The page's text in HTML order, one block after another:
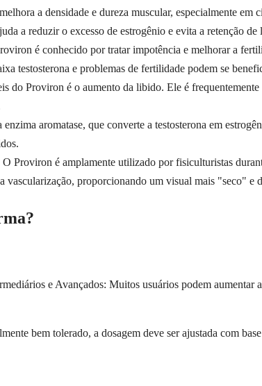
a densidade e dureza muscular, especialmente
a reduzir o excesso de estrogênio e evita a retenção de
é conhecido por tratar impotência e melhorar a
testosterona e problemas de fertilidade podem se
do Proviron é o aumento da libido. Ele é frequentemente
aromatase, que converte a testosterona em
O Proviron é amplamente utilizado por fisiculturistas
vascularização, proporcionando um visual mais "seco" e
e Avançados: Muitos usuários podem aumentar
bem tolerado, a dosagem deve ser ajustada com